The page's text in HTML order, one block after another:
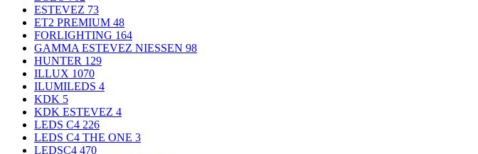
ESTEVEZ 73
ET2 PREMIUM 48
FORLIGHTING 164
GAMMA ESTEVEZ NIESSEN 98
HUNTER 129
ILLUX 1070
ILUMILEDS 4
KDK 5
KDK ESTEVEZ 4
LEDS C4 226
LEDS C4 THE ONE 3
LEDSC4 470